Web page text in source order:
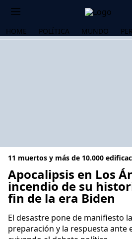
HOME POLÍTICA MUNDO
11 muertos y más de 10.000
Apocalipsis en Los
incendio de su
fin de la era Biden
El desastre pone de manifiesto
preparación y la respuesta ante